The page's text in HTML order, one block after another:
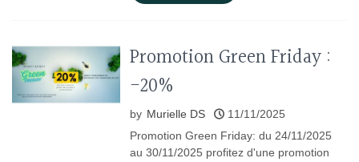
Promotion Green Friday :
-20%
by Murielle DS
11/11/2025
Promotion Green Friday: du 24/11/2025
au 30/11/2025 profitez d'une promotion